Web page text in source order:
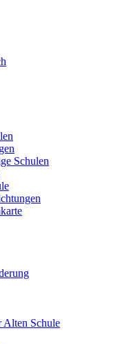
Schulen
Alten Schule